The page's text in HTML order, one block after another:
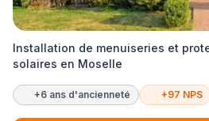
Installation de menuiseries et
solaires en Moselle
+6 ans d'ancienneté +97 NPS